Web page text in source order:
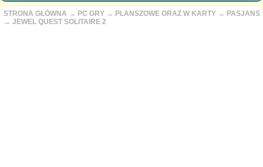
STRONA GŁÓWNA → PC GRY → PLANSZOWE ORAZ W KARTY → PASJANS
→ JEWEL QUEST SOLITAIRE 2